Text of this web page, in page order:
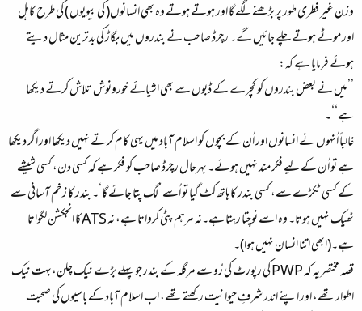
وزن غیر فطری طور پر بڑھنے لگے گا اور ہوتے ہوتے وہ بھی انسانوں( کی بیویوں ) کی طرح کاہل
اور موٹے ہوتے چلے جائیں گے۔ رچرڈ صاحب نے بندروں میں بگاڑ کی بدترین مثال دیتے
ہوئے فرمایا ہے کہ:
’’میں نے بعض بندروں کو کچرے کے ڈبوں سے بھی اشیائے خورونوش تلاش کرتے دیکھا
ہے‘‘۔
غالباً اُنہوں نے انسانوں اور اُن کے بچوں کو اسلام آباد میں یہی کام کرتے نہیں دیکھا اور اگر دیکھا
ہے تو اُن کے لیے فکر مند نہیں ہوئے۔ بہرحال رچرڈ صاحب کو فکر ہے کہ کسی دن، کسی شیشے
کے کسی ٹکڑے سے، کسی بندر کا ہاتھ کٹ گیا تو اُسے ’لگ پتا جائے گا‘۔ بندر کا زخم آسانی سے
ٹھیک نہیں ہوتا۔ وہ اسے نوچتا رہتا ہے۔نہ مرہم پٹی کرواتا ہے، نہ ATSکا انجکشن لگواتا
ہے۔(ابھی اتنا انسان نہیں ہوا)۔
قصہ مختصر یہ کہ PWP کی رپورٹ کی رُو سے مرگلہ کے بندر جو پہلے بڑے نیک چلن،بہت نیک
اطوار تھے، اور اپنے اندر شرفِ حیوانیت رکھتے تھے، اب اسلام آباد کے باسیوں کی صحبت